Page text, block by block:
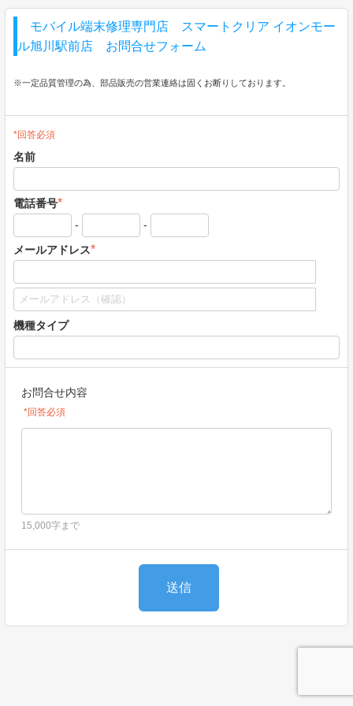
モバイル端末修理専門店 スマートクリア イオンモー
ル旭川駅前店 お問合せフォーム
※一定品質管理の為、部品販売の営業連絡は固くお断りしております。
*回答必須
名前
電話番号*
- -
メールアドレス*
機種タイプ
お問合せ内容
*回答必須
15,000字まで
送信